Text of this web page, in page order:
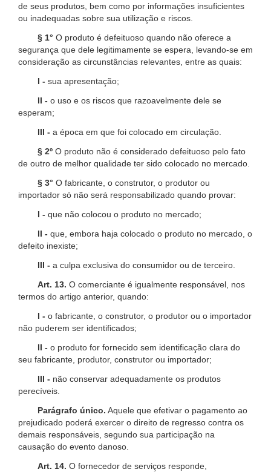
de seus produtos, bem como por informações insuficientes
ou inadequadas sobre sua utilização e riscos.
§ 1° O produto é defeituoso quando não oferece a
segurança que dele legitimamente se espera, levando-se em
consideração as circunstâncias relevantes, entre as quais:
I - sua apresentação;
II - o uso e os riscos que razoavelmente dele se
esperam;
III - a época em que foi colocado em circulação.
§ 2º O produto não é considerado defeituoso pelo fato
de outro de melhor qualidade ter sido colocado no mercado.
§ 3° O fabricante, o construtor, o produtor ou
importador só não será responsabilizado quando provar:
I - que não colocou o produto no mercado;
II - que, embora haja colocado o produto no mercado, o
defeito inexiste;
III - a culpa exclusiva do consumidor ou de terceiro.
Art. 13. O comerciante é igualmente responsável, nos
termos do artigo anterior, quando:
I - o fabricante, o construtor, o produtor ou o importador
não puderem ser identificados;
II - o produto for fornecido sem identificação clara do
seu fabricante, produtor, construtor ou importador;
III - não conservar adequadamente os produtos
perecíveis.
Parágrafo único. Aquele que efetivar o pagamento ao
prejudicado poderá exercer o direito de regresso contra os
demais responsáveis, segundo sua participação na
causação do evento danoso.
Art. 14. O fornecedor de serviços responde,